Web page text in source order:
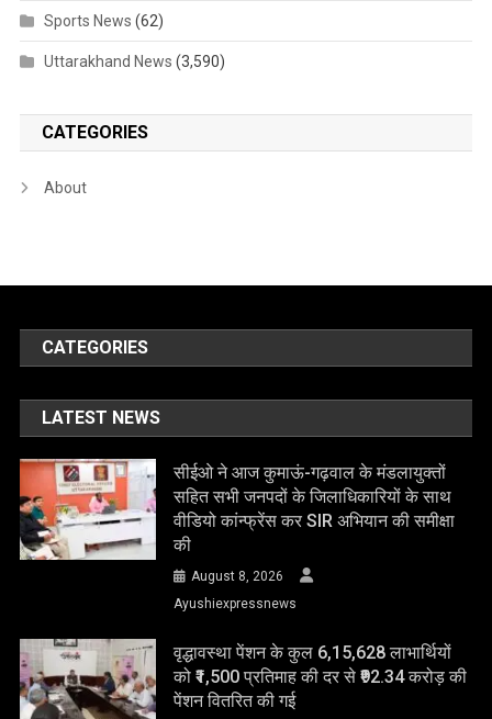
Sports News (62)
Uttarakhand News (3,590)
CATEGORIES
About
CATEGORIES
LATEST NEWS
सीईओ ने आज कुमाऊं-गढ़वाल के मंडलायुक्तों
सहित सभी जनपदों के जिलाधिकारियों के साथ
वीडियो कांन्फ्रेंस कर SIR अभियान की समीक्षा
की
August 8, 2026
Ayushiexpressnews
वृद्धावस्था पेंशन के कुल 6,15,628 लाभार्थियों
को ₹1,500 प्रतिमाह की दर से ₹92.34 करोड़ की
पेंशन वितरित की गई